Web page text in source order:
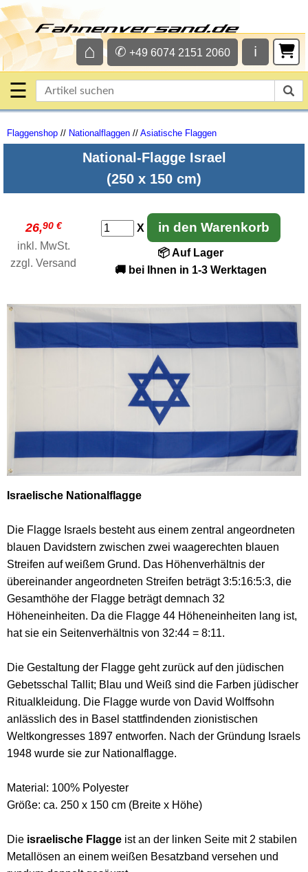
ℹ
✆ +49 6074 2151 2060
⌂
☰
Flaggenshop // Nationalflaggen // Asiatische Flaggen
National-Flagge Israel
(250 x 150 cm)
26,90 €
inkl. MwSt.
zzgl. Versand
X in den Warenkorb
📦 Auf Lager
🚚 bei Ihnen in 1-3 Werktagen
Israelische Nationalflagge
Die Flagge Israels besteht aus einem zentral angeordneten
blauen Davidstern zwischen zwei waagerechten blauen
Streifen auf weißem Grund. Das Höhenverhältnis der
übereinander angeordneten Streifen beträgt 3:5:16:5:3, die
Gesamthöhe der Flagge beträgt demnach 32
Höheneinheiten. Da die Flagge 44 Höheneinheiten lang ist,
hat sie ein Seitenverhältnis von 32:44 = 8:11.
Die Gestaltung der Flagge geht zurück auf den jüdischen
Gebetsschal Tallit; Blau und Weiß sind die Farben jüdischer
Ritualkleidung. Die Flagge wurde von David Wolffsohn
anlässlich des in Basel stattfindenden zionistischen
Weltkongresses 1897 entworfen. Nach der Gründung Israels
1948 wurde sie zur Nationalflagge.
Material: 100% Polyester
Größe: ca. 250 x 150 cm (Breite x Höhe)
Die israelische Flagge ist an der linken Seite mit 2 stabilen
Metallösen an einem weißen Besatzband versehen und